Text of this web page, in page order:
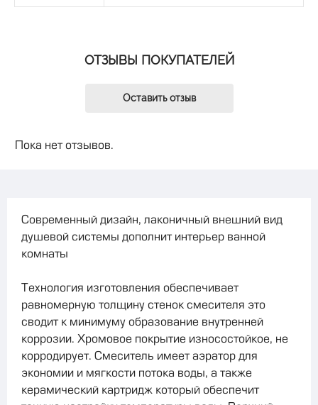
ОТЗЫВЫ ПОКУПАТЕЛЕЙ
Оставить отзыв
Пока нет отзывов.
Современный дизайн, лаконичный внешний вид
душевой системы дополнит интерьер ванной
комнаты
Технология изготовления обеспечивает
равномерную толщину стенок смесителя это
сводит к минимуму образование внутренней
коррозии. Хромовое покрытие износостойкое, не
корродирует. Смеситель имеет аэратор для
экономии и мягкости потока воды, а также
керамический картридж который обеспечит